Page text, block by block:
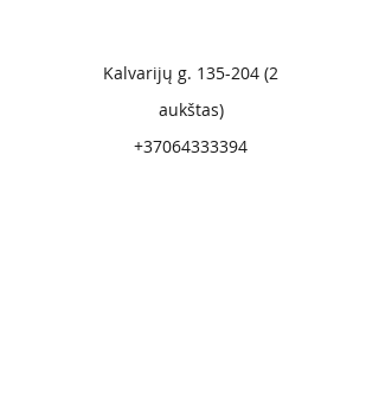
Kalvarijų g. 135-204 (2
aukštas)
+37064333394